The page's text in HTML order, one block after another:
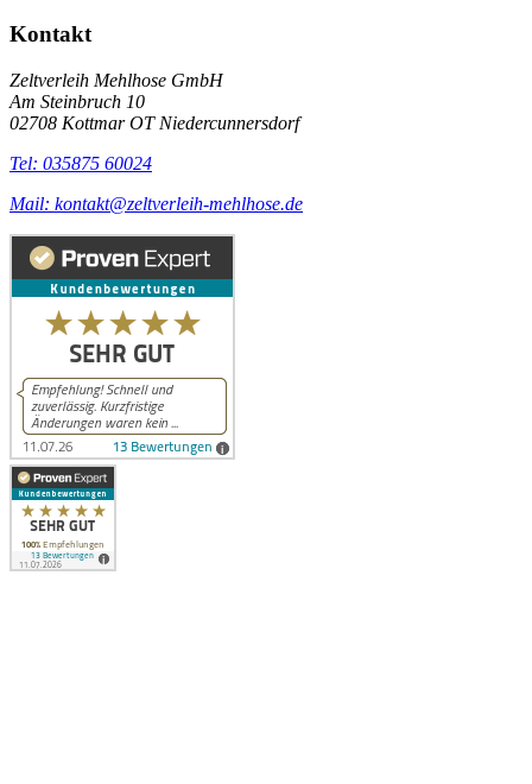
Kontakt
Zeltverleih Mehlhose GmbH
Am Steinbruch 10
02708 Kottmar OT Niedercunnersdorf
Tel: 035875 60024
Mail: kontakt@zeltverleih-mehlhose.de